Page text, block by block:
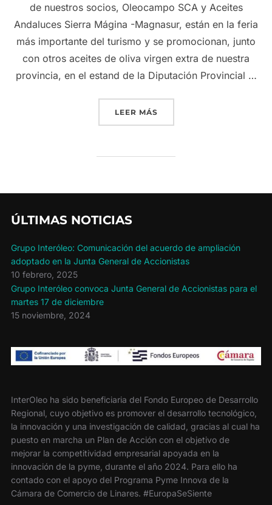
de nuestros socios, Oleocampo SCA y Aceites
Andaluces Sierra Mágina -Magnasur, están en la feria
más importante del turismo y se promocionan, junto
con otros aceites de oliva virgen extra de nuestra
provincia, en el estand de la Diputación Provincial …
LEER MÁS«ESTAMOS PRESENTES
ÚLTIMAS NOTICIAS
Grupo Interóleo: Comunicación del acuerdo de ampliación
adoptado en la Junta General de Accionistas
10 febrero, 2025
Grupo Interóleo convoca Junta General de Accionistas para el
martes 17 de diciembre
15 noviembre, 2024
InterOleo ha sido beneficiaria del Fondo Europeo de Desarrollo
Regional, cuyo objetivo es promover el desarrollo tecnológico,
la innovación y una investigación de calidad, gracias al cual ha
puesto en marcha un Plan de Acción con el objetivo de
mejorar la competitividad empresarial apoyada en la
innovación de la pyme, durante el año 2024. Para ello ha
contado con el apoyo del Programa Pyme Innova de la
Cámara de Comercio de Linares. #EuropaSeSiente